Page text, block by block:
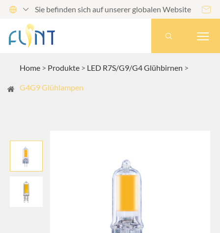
  Sie befinden sich auf unserer globalen Website 

Home Produkte LED R7S/G9/G4 Glühbirnen
G4G9 Glühlampen